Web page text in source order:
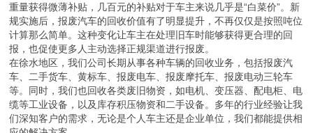
重量获得微薄补贴，几百元的补贴对于车主来说几乎是“白菜价”。新
规实施后，报废汽车的回收价值有了明显提升，不再仅仅是按照吨位
计算那么简单。这种变化让车主在处理旧车时能够获得更合理的回
报，也促使更多人主动选择正规渠道进行报废。
在徐水地区，我们公司长期从事各种车辆的回收业务，包括报废汽
车、二手货车、黄标车、报废电车、报废摩托车、报废电动三轮车
等。同时，我们也回收各类废旧物资，如电机、变压器、配电柜、电
缆等工业设备，以及库存积压物资和二手设备。多年的行业经验让我
们深知客户的需求，无论是个人车主还是企业单位，我们都能提供相